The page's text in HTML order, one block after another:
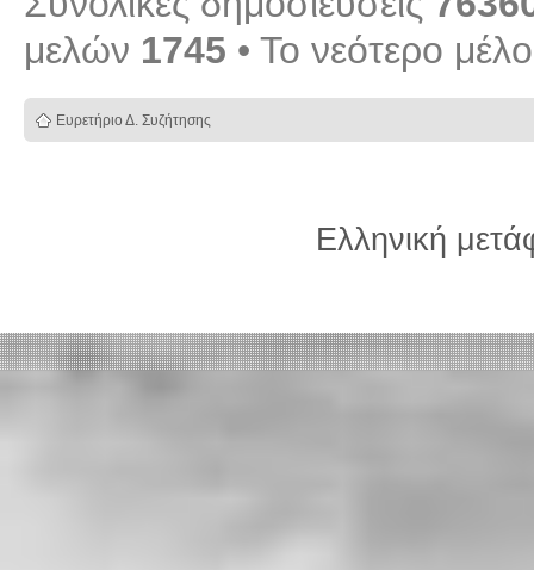
μελών 1745 • Το νεότερο
Ευρετήριο Δ. Συζήτησης
Ελληνική